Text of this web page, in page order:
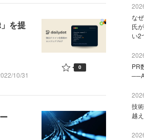
を提
10/31
0
な
氏
い2
PR
技
越